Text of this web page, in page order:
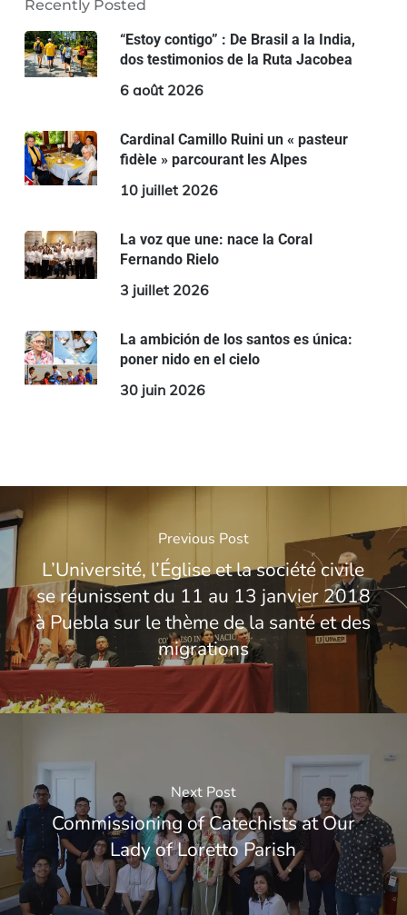
Recently Posted
“Estoy contigo” : De Brasil a la India,
dos testimonios de la Ruta Jacobea
6 août 2026
Cardinal Camillo Ruini un « pasteur
fidèle » parcourant les Alpes
10 juillet 2026
La voz que une: nace la Coral
Fernando Rielo
3 juillet 2026
La ambición de los santos es única:
poner nido en el cielo
30 juin 2026
Previous Post
L’Université, l’Église et la société civile
se réunissent du 11 au 13 janvier 2018
à Puebla sur le thème de la santé et des
migrations
Next Post
Commissioning of Catechists at Our
Lady of Loretto Parish